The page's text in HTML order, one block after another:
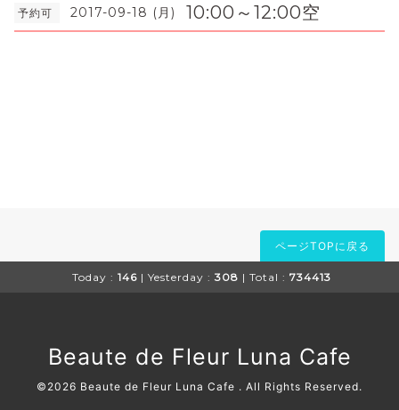
予約可 2017-09-18 (月) 10:00～12:00空
ページTOPに戻る
Today : 146 | Yesterday : 308 | Total : 734413
Beaute de Fleur Luna Cafe
©2026 Beaute de Fleur Luna Cafe . All Rights Reserved.